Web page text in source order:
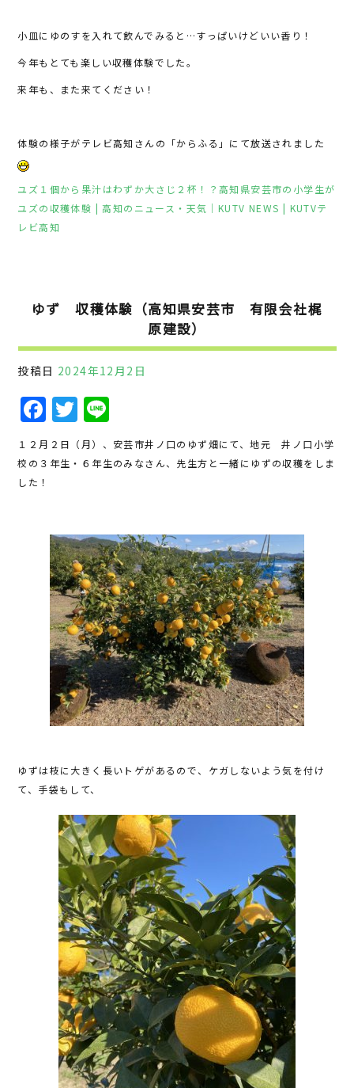
小皿にゆのすを入れて飲んでみると…すっぱいけどいい香り！
今年もとても楽しい収穫体験でした。
来年も、また来てください！
体験の様子がテレビ高知さんの「からふる」にて放送されました
ユズ１個から果汁はわずか大さじ２杯！？高知県安芸市の小学生が
ユズの収穫体験 | 高知のニュース・天気｜KUTV NEWS | KUTVテ
レビ高知
ゆず 収穫体験（高知県安芸市 有限会社梶
原建設）
投稿日 2024年12月2日
F
a
c
o
o
k
T
w
it
n
e
１２月２日（月）、安芸市井ノ口のゆず畑にて、地元 井ノ口小学
校の３年生・６年生のみなさん、先生方と一緒にゆずの収穫をしま
した！
ゆずは枝に大きく長いトゲがあるので、ケガしないよう気を付け
て、手袋もして、